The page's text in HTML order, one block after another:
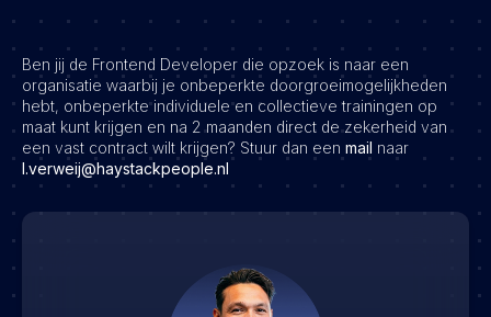
Ben jij de Frontend Developer die opzoek is naar een
organisatie waarbij je onbeperkte doorgroeimogelijkheden
hebt, onbeperkte individuele en collectieve trainingen op
maat kunt krijgen en na 2 maanden direct de zekerheid van
een vast contract wilt krijgen? Stuur dan een mail naar
l.verweij@haystackpeople.nl